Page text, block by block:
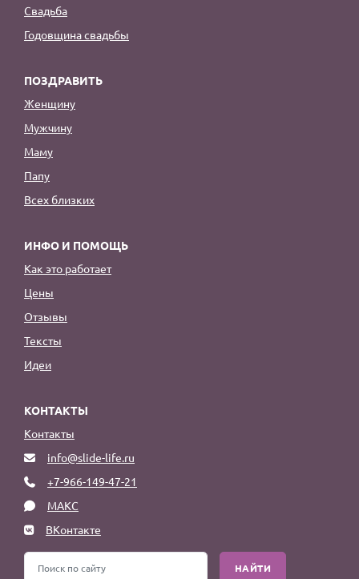
Свадьба
Годовщина свадьбы
ПОЗДРАВИТЬ
Женщину
Мужчину
Маму
Папу
Всех близких
ИНФО И ПОМОЩЬ
Как это работает
Цены
Отзывы
Тексты
Идеи
КОНТАКТЫ
Контакты
info@slide-life.ru
+7-966-149-47-21
МАКС
ВКонтакте
НАЙТИ